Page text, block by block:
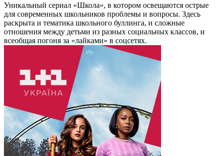
Уникальный сериал «Школа», в котором освещаются острые
для современных школьников проблемы и вопросы. Здесь
раскрыта и тематика школьного буллинга, и сложные
отношения между детьми из разных социальных классов, и
всеобщая погоня за «лайками» в соцсетях.